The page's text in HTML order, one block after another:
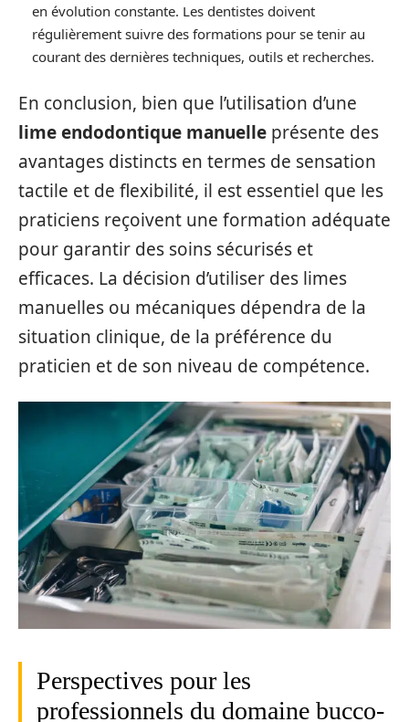
en évolution constante. Les dentistes doivent
régulièrement suivre des formations pour se tenir au
courant des dernières techniques, outils et recherches.
En conclusion, bien que l’utilisation d’une
lime endodontique manuelle présente des
avantages distincts en termes de sensation
tactile et de flexibilité, il est essentiel que les
praticiens reçoivent une formation adéquate
pour garantir des soins sécurisés et
efficaces. La décision d’utiliser des limes
manuelles ou mécaniques dépendra de la
situation clinique, de la préférence du
praticien et de son niveau de compétence.
Perspectives pour les
professionnels du domaine bucco-